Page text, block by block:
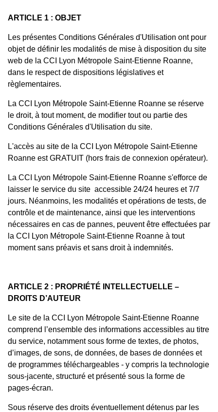
ARTICLE 1 : OBJET
Les présentes Conditions Générales d'Utilisation ont pour
objet de définir les modalités de mise à disposition du site
web de la CCI Lyon Métropole Saint-Etienne Roanne,
dans le respect de dispositions législatives et
règlementaires.
La CCI Lyon Métropole Saint-Etienne Roanne se réserve
le droit, à tout moment, de modifier tout ou partie des
Conditions Générales d'Utilisation du site.
L'accès au site de la CCI Lyon Métropole Saint-Etienne
Roanne est GRATUIT (hors frais de connexion opérateur).
La CCI Lyon Métropole Saint-Etienne Roanne s'efforce de
laisser le service du site accessible 24/24 heures et 7/7
jours. Néanmoins, les modalités et opérations de tests, de
contrôle et de maintenance, ainsi que les interventions
nécessaires en cas de pannes, peuvent être effectuées par
la CCI Lyon Métropole Saint-Etienne Roanne à tout
moment sans préavis et sans droit à indemnités.
ARTICLE 2 : PROPRIÉTÉ INTELLECTUELLE –
DROITS D’AUTEUR
Le site de la CCI Lyon Métropole Saint-Etienne Roanne
comprend l’ensemble des informations accessibles au titre
du service, notamment sous forme de textes, de photos,
d’images, de sons, de données, de bases de données et
de programmes téléchargeables - y compris la technologie
sous-jacente, structuré et présenté sous la forme de
pages-écran.
Sous réserve des droits éventuellement détenus par les